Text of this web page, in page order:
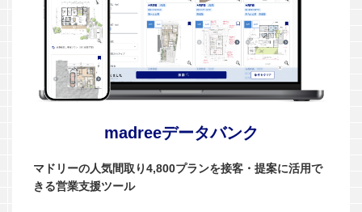
madreeデータバンク
マドリーの人気間取り4,800プランを接客・提案に活用で
きる営業支援ツール